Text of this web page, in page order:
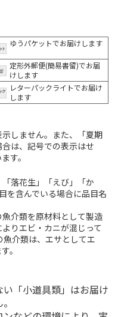
ゆうパケットでお届けします
定形外郵便(簡易書留)でお届
けします
レターパックライトでお届け
します
しません。また、「夏期
は、記号での表示はせ
す。
落花生」「えび」「か
を含んでいる場合に品目名
介類を原材料として製造
りエビ・カニが混じって
介類は、エサとしてエ
。
「小道具類」はお届け